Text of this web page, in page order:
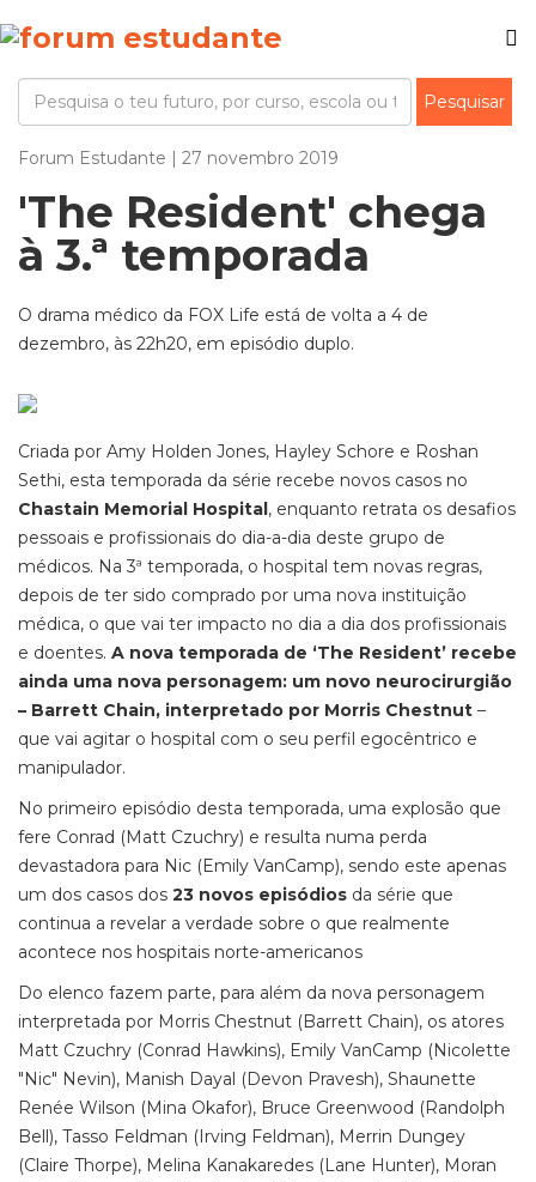
Forum Estudante | 27 novembro 2019
'The Resident' chega
à 3.ª temporada
O drama médico da FOX Life está de volta a 4 de
dezembro, às 22h20, em episódio duplo.
Criada por Amy Holden Jones, Hayley Schore e Roshan
Sethi, esta temporada da série recebe novos casos no
Chastain Memorial Hospital, enquanto retrata os desafios
pessoais e profissionais do dia-a-dia deste grupo de
médicos. Na 3ª temporada, o hospital tem novas regras,
depois de ter sido comprado por uma nova instituição
médica, o que vai ter impacto no dia a dia dos profissionais
e doentes. A nova temporada de ‘The Resident’ recebe
ainda uma nova personagem: um novo neurocirurgião
– Barrett Chain, interpretado por Morris Chestnut –
que vai agitar o hospital com o seu perfil egocêntrico e
manipulador.
No primeiro episódio desta temporada, uma explosão que
fere Conrad (Matt Czuchry) e resulta numa perda
devastadora para Nic (Emily VanCamp), sendo este apenas
um dos casos dos 23 novos episódios da série que
continua a revelar a verdade sobre o que realmente
acontece nos hospitais norte-americanos
Do elenco fazem parte, para além da nova personagem
interpretada por Morris Chestnut (Barrett Chain), os atores
Matt Czuchry (Conrad Hawkins), Emily VanCamp (Nicolette
"Nic" Nevin), Manish Dayal (Devon Pravesh), Shaunette
Renée Wilson (Mina Okafor), Bruce Greenwood (Randolph
Bell), Tasso Feldman (Irving Feldman), Merrin Dungey
(Claire Thorpe), Melina Kanakaredes (Lane Hunter), Moran